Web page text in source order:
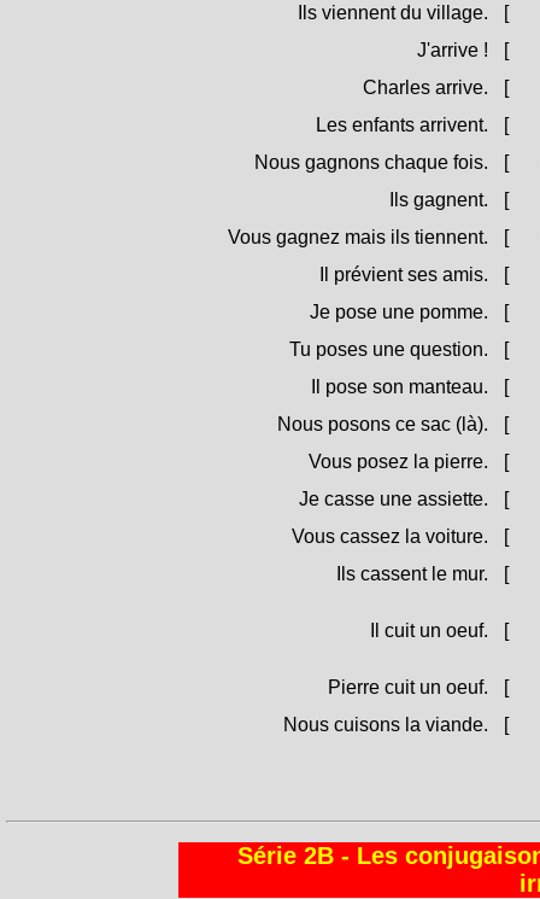
Ils viennent du village.
[
J'arrive !
[
Charles arrive.
[
Les enfants arrivent.
[
Nous gagnons chaque fois.
[
Ils gagnent.
[
Vous gagnez mais ils tiennent.
[
Il prévient ses amis.
[
Je pose une pomme.
[
Tu poses une question.
[
Il pose son manteau.
[
Nous posons ce sac (là).
[
Vous posez la pierre.
[
Je casse une assiette.
[
Vous cassez la voiture.
[
Ils cassent le mur.
[
Il cuit un oeuf. [
Pierre cuit un oeuf. [
Nous cuisons la viande.
[
Série 2B - Les